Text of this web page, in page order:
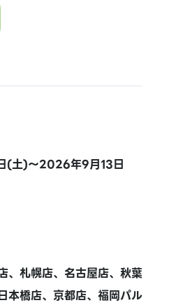
(土)～2026年9月13日
、札幌店、名古屋店、秋葉
本橋店、京都店、福岡パル